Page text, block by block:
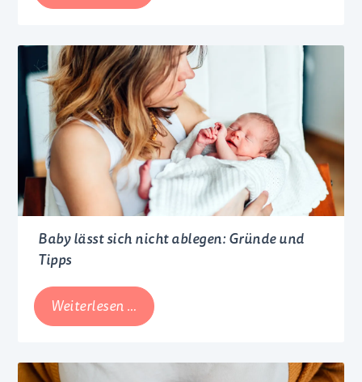
Baby lässt sich nicht ablegen: Gründe und
Tipps
Weiterlesen … Baby
lässt